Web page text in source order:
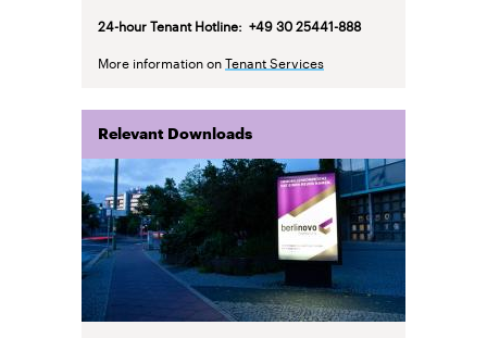
24-hour Tenant Hotline: +49 30 25441-888
More information onTenant Services
Relevant Downloads